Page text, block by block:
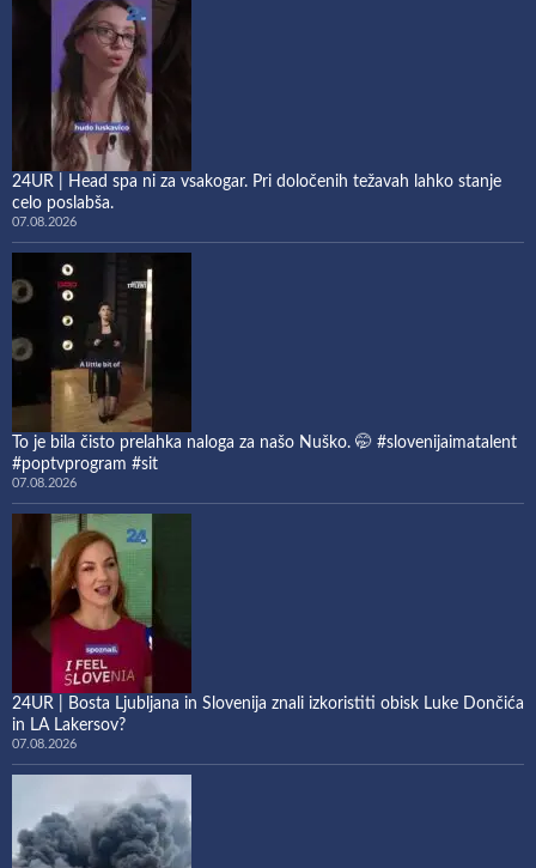
24UR | Head spa ni za vsakogar. Pri določenih težavah lahko stanje
celo poslabša.
07.08.2026
To je bila čisto prelahka naloga za našo Nuško. 🤭 #slovenijaimatalent
#poptvprogram #sit
07.08.2026
24UR | Bosta Ljubljana in Slovenija znali izkoristiti obisk Luke Dončića
in LA Lakersov?
07.08.2026